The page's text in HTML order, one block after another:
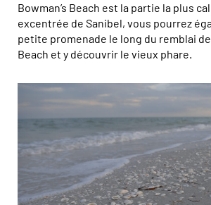
Bowman’s Beach est la partie la plus
excentrée de Sanibel, vous pourrez
petite promenade le long du remblai
Beach et y découvrir le vieux phare.